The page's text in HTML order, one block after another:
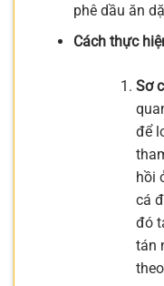
phê dầu ăn
Cách thực
Sơ
để
hồi
cá
đó
tán